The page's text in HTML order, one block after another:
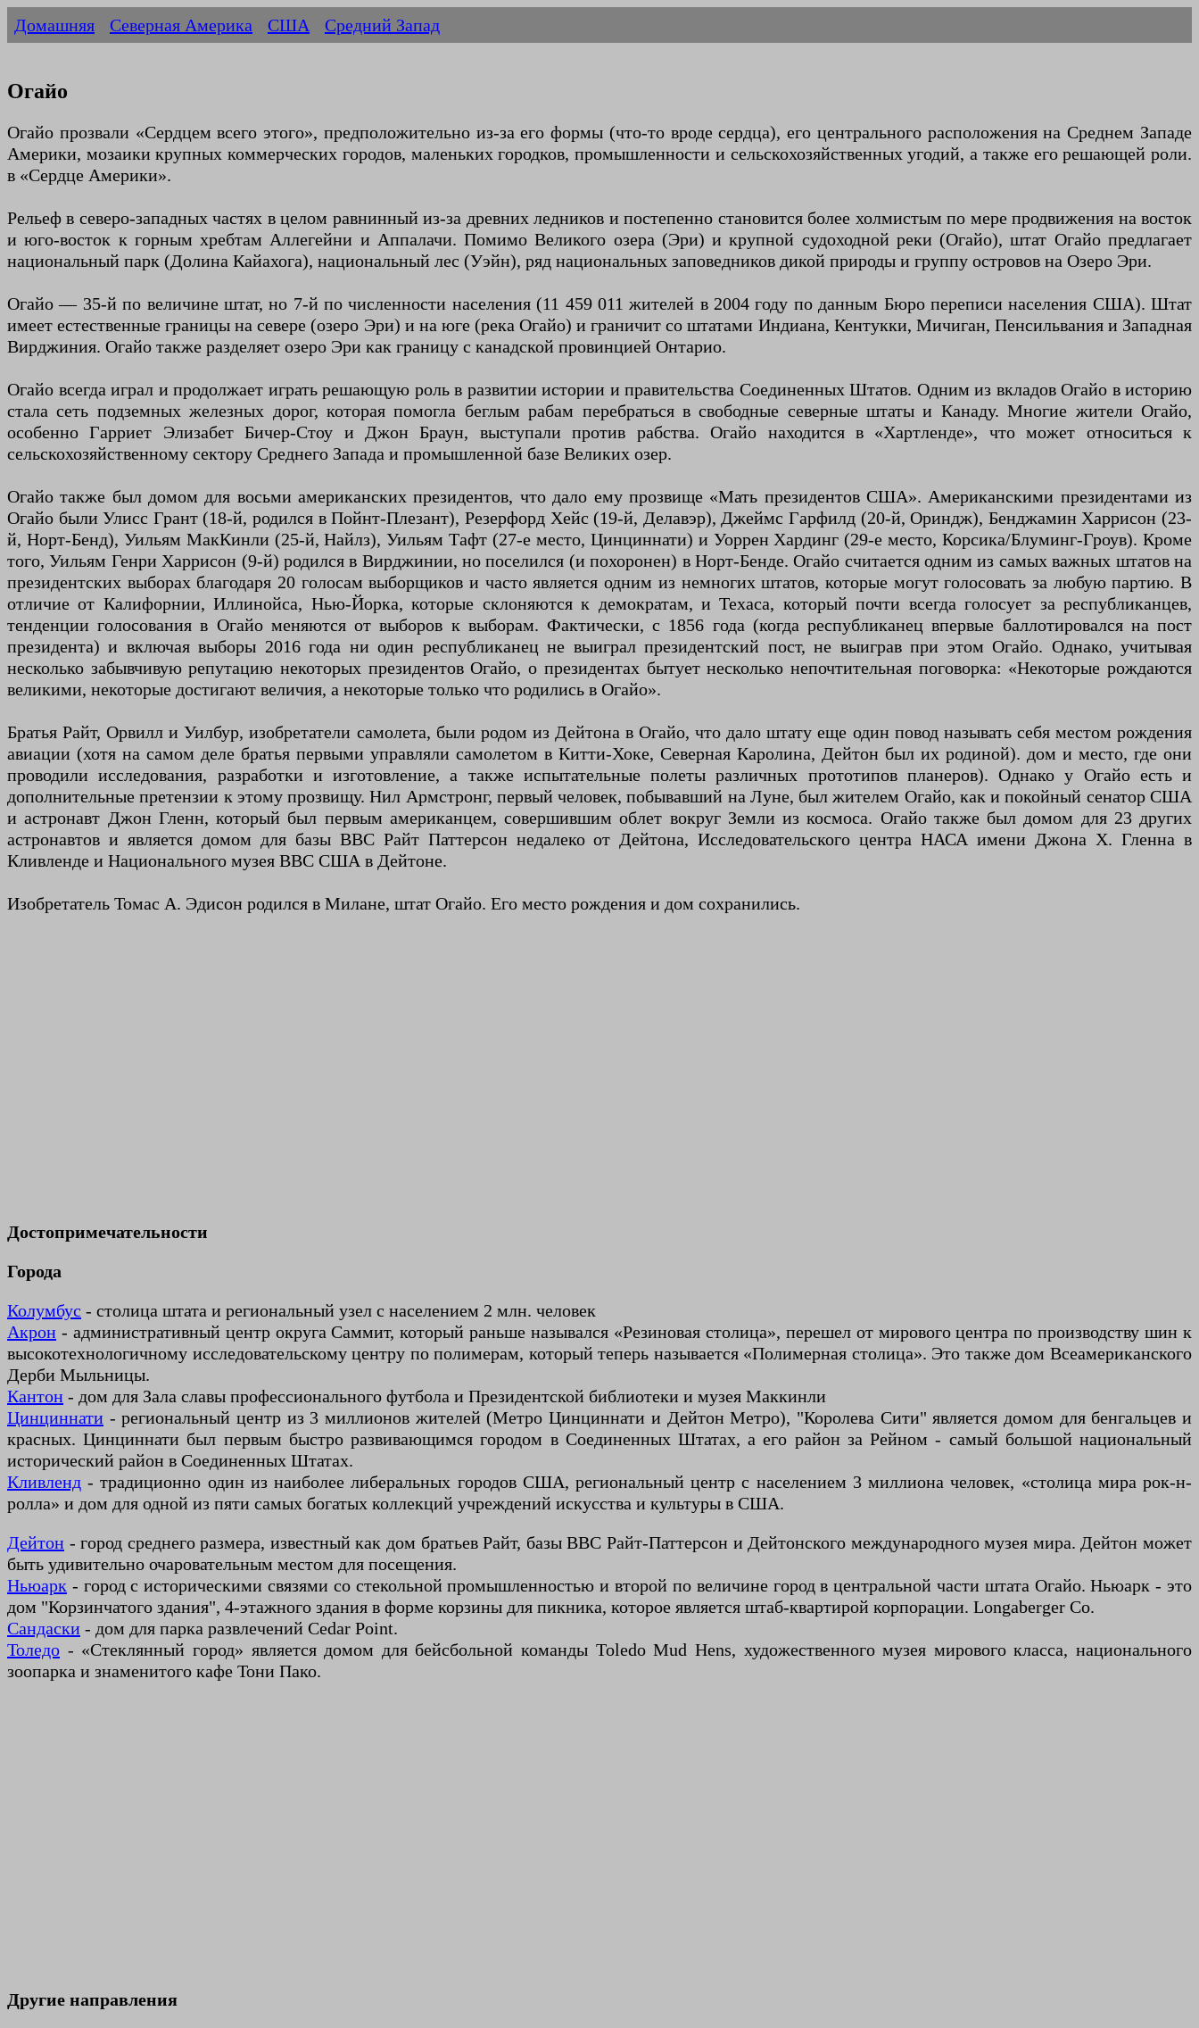
Домашняя Северная Америка США Средний Запад
Огайо
Огайо прозвали «Сердцем всего этого», предположительно из-за его формы (что-то вроде сердца), его центрального расположения на Среднем Западе
Америки, мозаики крупных коммерческих городов, маленьких городков, промышленности и сельскохозяйственных угодий, а также его решающей роли.
в «Сердце Америки».
Рельеф в северо-западных частях в целом равнинный из-за древних ледников и постепенно становится более холмистым по мере продвижения на восток
и юго-восток к горным хребтам Аллегейни и Аппалачи. Помимо Великого озера (Эри) и крупной судоходной реки (Огайо), штат Огайо предлагает
национальный парк (Долина Кайахога), национальный лес (Уэйн), ряд национальных заповедников дикой природы и группу островов на Озеро Эри.
Огайо — 35-й по величине штат, но 7-й по численности населения (11 459 011 жителей в 2004 году по данным Бюро переписи населения США). Штат
имеет естественные границы на севере (озеро Эри) и на юге (река Огайо) и граничит со штатами Индиана, Кентукки, Мичиган, Пенсильвания и Западная
Вирджиния. Огайо также разделяет озеро Эри как границу с канадской провинцией Онтарио.
Огайо всегда играл и продолжает играть решающую роль в развитии истории и правительства Соединенных Штатов. Одним из вкладов Огайо в историю
стала сеть подземных железных дорог, которая помогла беглым рабам перебраться в свободные северные штаты и Канаду. Многие жители Огайо,
особенно Гарриет Элизабет Бичер-Стоу и Джон Браун, выступали против рабства. Огайо находится в «Хартленде», что может относиться к
сельскохозяйственному сектору Среднего Запада и промышленной базе Великих озер.
Огайо также был домом для восьми американских президентов, что дало ему прозвище «Мать президентов США». Американскими президентами из
Огайо были Улисс Грант (18-й, родился в Пойнт-Плезант), Резерфорд Хейс (19-й, Делавэр), Джеймс Гарфилд (20-й, Ориндж), Бенджамин Харрисон (23-
й, Норт-Бенд), Уильям МакКинли (25-й, Найлз), Уильям Тафт (27-е место, Цинциннати) и Уоррен Хардинг (29-е место, Корсика/Блуминг-Гроув). Кроме
того, Уильям Генри Харрисон (9-й) родился в Вирджинии, но поселился (и похоронен) в Норт-Бенде. Огайо считается одним из самых важных штатов на
президентских выборах благодаря 20 голосам выборщиков и часто является одним из немногих штатов, которые могут голосовать за любую партию. В
отличие от Калифорнии, Иллинойса, Нью-Йорка, которые склоняются к демократам, и Техаса, который почти всегда голосует за республиканцев,
тенденции голосования в Огайо меняются от выборов к выборам. Фактически, с 1856 года (когда республиканец впервые баллотировался на пост
президента) и включая выборы 2016 года ни один республиканец не выиграл президентский пост, не выиграв при этом Огайо. Однако, учитывая
несколько забывчивую репутацию некоторых президентов Огайо, о президентах бытует несколько непочтительная поговорка: «Некоторые рождаются
великими, некоторые достигают величия, а некоторые только что родились в Огайо».
Братья Райт, Орвилл и Уилбур, изобретатели самолета, были родом из Дейтона в Огайо, что дало штату еще один повод называть себя местом рождения
авиации (хотя на самом деле братья первыми управляли самолетом в Китти-Хоке, Северная Каролина, Дейтон был их родиной). дом и место, где они
проводили исследования, разработки и изготовление, а также испытательные полеты различных прототипов планеров). Однако у Огайо есть и
дополнительные претензии к этому прозвищу. Нил Армстронг, первый человек, побывавший на Луне, был жителем Огайо, как и покойный сенатор США
и астронавт Джон Гленн, который был первым американцем, совершившим облет вокруг Земли из космоса. Огайо также был домом для 23 других
астронавтов и является домом для базы ВВС Райт Паттерсон недалеко от Дейтона, Исследовательского центра НАСА имени Джона Х. Гленна в
Кливленде и Национального музея ВВС США в Дейтоне.
Изобретатель Томас А. Эдисон родился в Милане, штат Огайо. Его место рождения и дом сохранились.
Достопримечательности
Города
Колумбус - столица штата и региональный узел с населением 2 млн. человек
Акрон - административный центр округа Саммит, который раньше назывался «Резиновая столица», перешел от мирового центра по производству шин к
высокотехнологичному исследовательскому центру по полимерам, который теперь называется «Полимерная столица». Это также дом Всеамериканского
Дерби Мыльницы.
Кантон - дом для Зала славы профессионального футбола и Президентской библиотеки и музея Маккинли
Цинциннати - региональный центр из 3 миллионов жителей (Метро Цинциннати и Дейтон Метро), "Королева Сити" является домом для бенгальцев и
красных. Цинциннати был первым быстро развивающимся городом в Соединенных Штатах, а его район за Рейном - самый большой национальный
исторический район в Соединенных Штатах.
Кливленд - традиционно один из наиболее либеральных городов США, региональный центр с населением 3 миллиона человек, «столица мира рок-н-
ролла» и дом для одной из пяти самых богатых коллекций учреждений искусства и культуры в США.
Дейтон - город среднего размера, известный как дом братьев Райт, базы ВВС Райт-Паттерсон и Дейтонского международного музея мира. Дейтон может
быть удивительно очаровательным местом для посещения.
Ньюарк - город с историческими связями со стекольной промышленностью и второй по величине город в центральной части штата Огайо. Ньюарк - это
дом "Корзинчатого здания", 4-этажного здания в форме корзины для пикника, которое является штаб-квартирой корпорации. Longaberger Co.
Сандаски - дом для парка развлечений Cedar Point.
Толедо - «Стеклянный город» является домом для бейсбольной команды Toledo Mud Hens, художественного музея мирового класса, национального
зоопарка и знаменитого кафе Тони Пако.
Другие направления